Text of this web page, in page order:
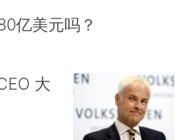
亿美元吗？
大